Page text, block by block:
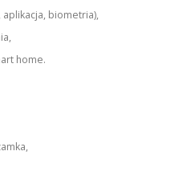
biometria),
home.